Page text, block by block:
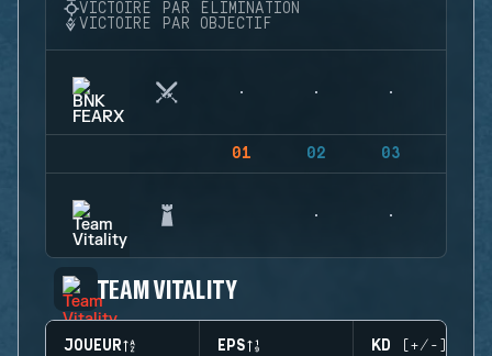
VICTOIRE PAR ÉLIMINATION
VICTOIRE PAR OBJECTIF
01 02 03
TEAM VITALITY
JOUEUR EPS KD (+/-)